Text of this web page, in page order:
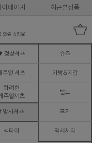
이페이지 최근본상품
정장셔츠 슈즈
주얼 셔츠 가방&지갑
화려한
주얼셔츠
벨트
망사셔츠 모자
넥타이 액세서리